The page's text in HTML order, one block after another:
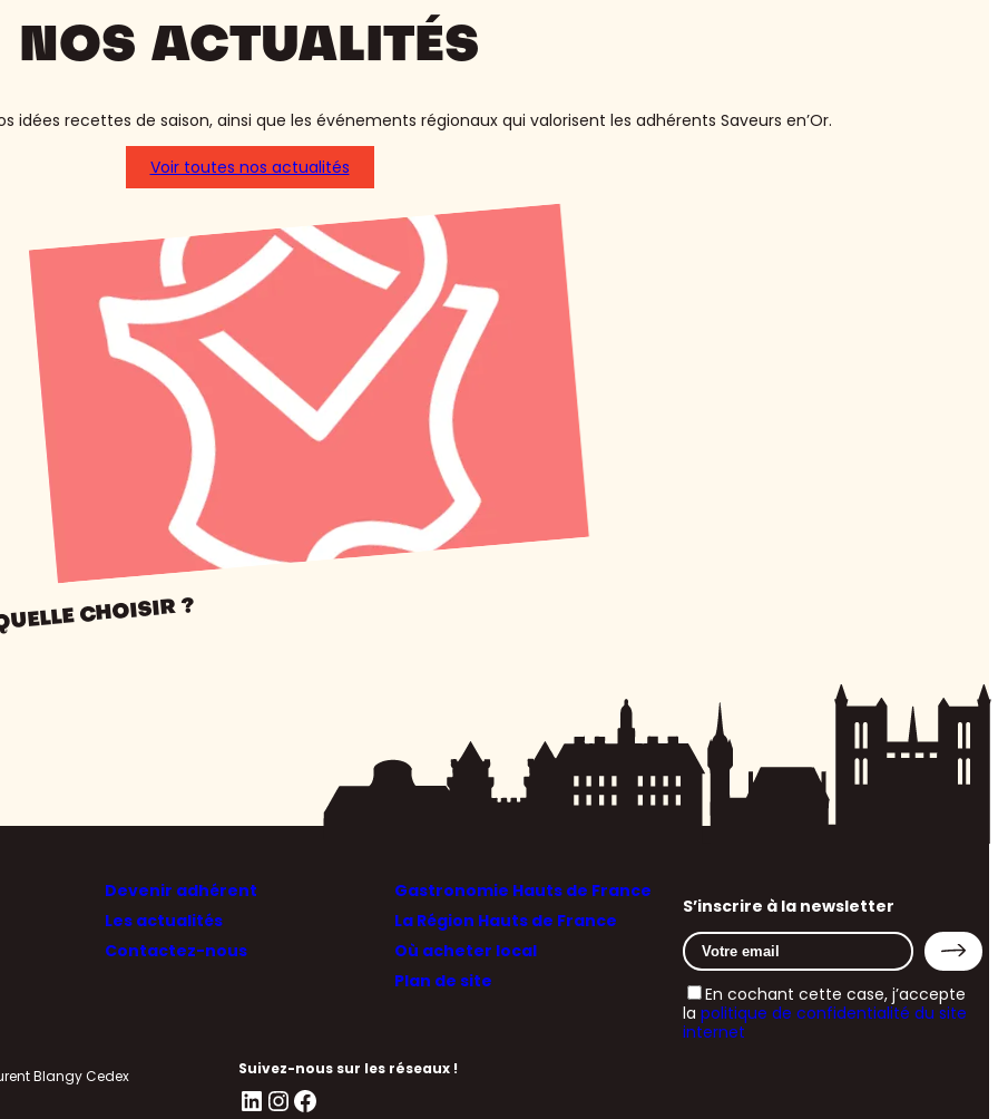
NOS ACTUALITÉS
idées recettes de saison, ainsi que les événements régionaux qui valorisent les adhérents Saveurs en’Or.
Voir toutes nos actualités
CHOISIR ?
Devenir adhérent
Les actualités
Contactez-nous
Gastronomie Hauts de France
La Région Hauts de France
Où acheter local
Plan de site
Blangy Cedex
Suivez-nous sur les réseaux !
LinkedIn InstagramFacebook
S’inscrire à la newsletter
En cochant cette case, j’accepte
la politique de confidentialité du site
internet